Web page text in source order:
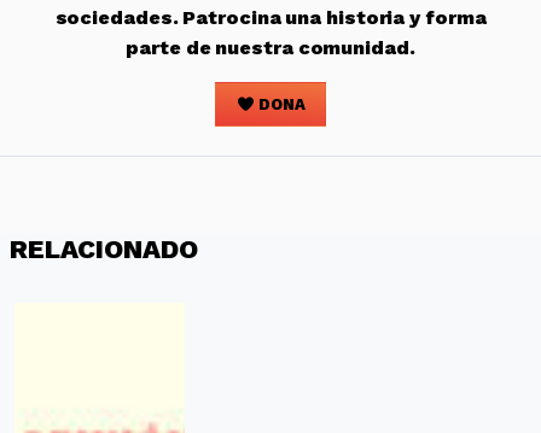
sociedades. Patrocina una historia y forma
parte de nuestra comunidad.
DONA
RELACIONADO